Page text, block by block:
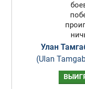
Улан
(Ulan